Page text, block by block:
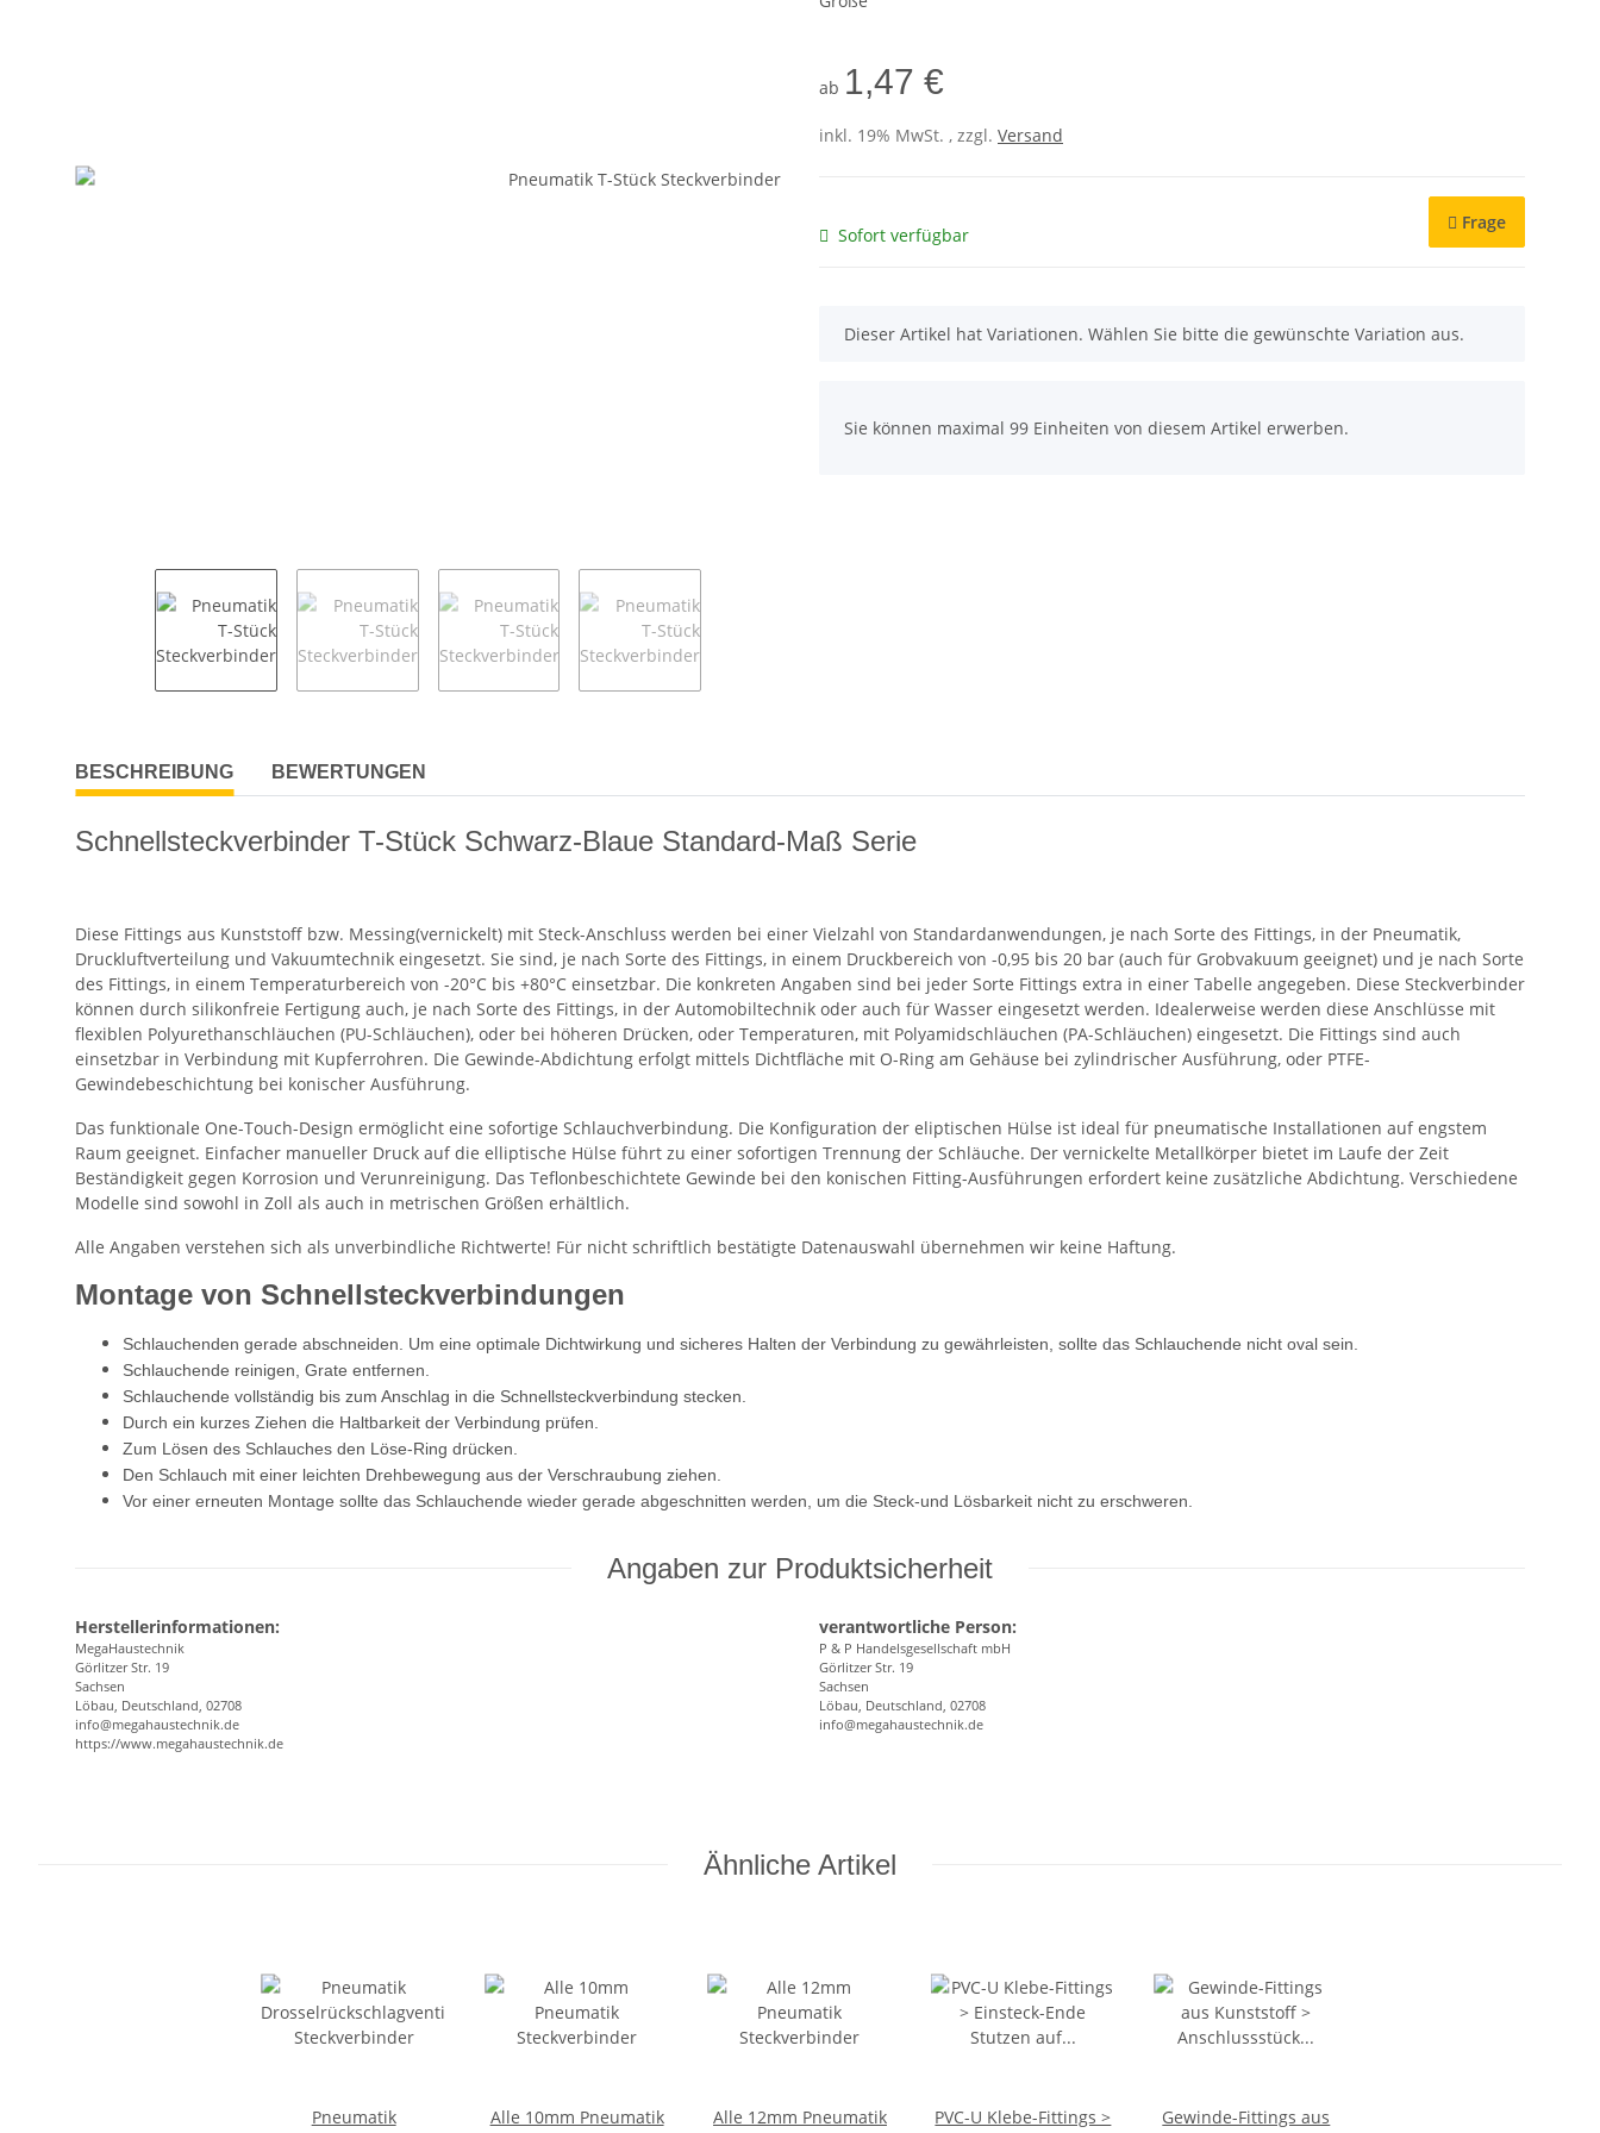
ab 1,47 €
inkl. 19% MwSt. , zzgl. Versand
Sofort verfügbar
Frage
x
Dieser Artikel hat Variationen. Wählen Sie bitte die gewünschte Variation aus.
Sie können maximal 99 Einheiten von diesem Artikel erwerben.
BESCHREIBUNG BEWERTUNGEN
Schnellsteckverbinder T-Stück Schwarz-Blaue Standard-Maß Serie
Diese Fittings aus Kunststoff bzw. Messing(vernickelt) mit Steck-Anschluss werden bei einer Vielzahl von Standardanwendungen, je nach Sorte des Fittings, in der Pneumatik,
Druckluftverteilung und Vakuumtechnik eingesetzt. Sie sind, je nach Sorte des Fittings, in einem Druckbereich von -0,95 bis 20 bar (auch für Grobvakuum geeignet) und je nach Sorte
des Fittings, in einem Temperaturbereich von -20°C bis +80°C einsetzbar. Die konkreten Angaben sind bei jeder Sorte Fittings extra in einer Tabelle angegeben. Diese Steckverbinder
können durch silikonfreie Fertigung auch, je nach Sorte des Fittings, in der Automobiltechnik oder auch für Wasser eingesetzt werden. Idealerweise werden diese Anschlüsse mit
flexiblen Polyurethanschläuchen (PU-Schläuchen), oder bei höheren Drücken, oder Temperaturen, mit Polyamidschläuchen (PA-Schläuchen) eingesetzt. Die Fittings sind auch
einsetzbar in Verbindung mit Kupferrohren. Die Gewinde-Abdichtung erfolgt mittels Dichtfläche mit O-Ring am Gehäuse bei zylindrischer Ausführung, oder PTFE-
Gewindebeschichtung bei konischer Ausführung.
Das funktionale One-Touch-Design ermöglicht eine sofortige Schlauchverbindung. Die Konfiguration der eliptischen Hülse ist ideal für pneumatische Installationen auf engstem
Raum geeignet. Einfacher manueller Druck auf die elliptische Hülse führt zu einer sofortigen Trennung der Schläuche. Der vernickelte Metallkörper bietet im Laufe der Zeit
Beständigkeit gegen Korrosion und Verunreinigung. Das Teflonbeschichtete Gewinde bei den konischen Fitting-Ausführungen erfordert keine zusätzliche Abdichtung. Verschiedene
Modelle sind sowohl in Zoll als auch in metrischen Größen erhältlich.
Alle Angaben verstehen sich als unverbindliche Richtwerte! Für nicht schriftlich bestätigte Datenauswahl übernehmen wir keine Haftung.
Montage von Schnellsteckverbindungen
Schlauchenden gerade abschneiden. Um eine optimale Dichtwirkung und sicheres Halten der Verbindung zu gewährleisten, sollte das Schlauchende nicht oval sein.
Schlauchende reinigen, Grate entfernen.
Schlauchende vollständig bis zum Anschlag in die Schnellsteckverbindung stecken.
Durch ein kurzes Ziehen die Haltbarkeit der Verbindung prüfen.
Zum Lösen des Schlauches den Löse-Ring drücken.
Den Schlauch mit einer leichten Drehbewegung aus der Verschraubung ziehen.
Vor einer erneuten Montage sollte das Schlauchende wieder gerade abgeschnitten werden, um die Steck-und Lösbarkeit nicht zu erschweren.
Angaben zur Produktsicherheit
Herstellerinformationen:
MegaHaustechnik
Görlitzer Str. 19
Sachsen
Löbau, Deutschland, 02708
info@megahaustechnik.de
https://www.megahaustechnik.de
verantwortliche Person:
P & P Handelsgesellschaft mbH
Görlitzer Str. 19
Sachsen
Löbau, Deutschland, 02708
info@megahaustechnik.de
Ähnliche Artikel
Pneumatik
Alle 10mm Pneumatik
Alle 12mm Pneumatik
PVC-U Klebe-Fittings >
Gewinde-Fittings aus